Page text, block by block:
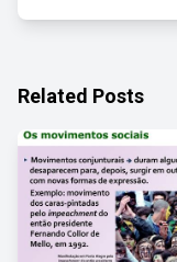
Related Posts